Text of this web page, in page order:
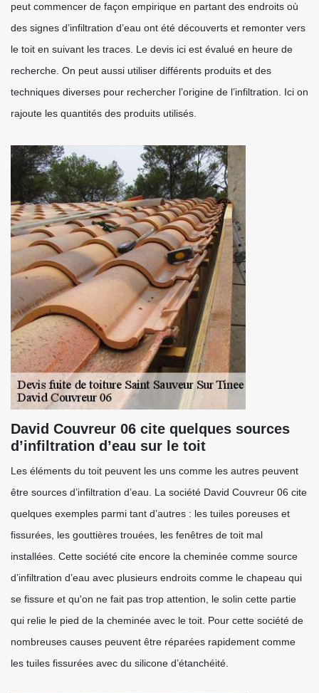
peut commencer de façon empirique en partant des endroits où
des signes d’infiltration d’eau ont été découverts et remonter vers
le toit en suivant les traces. Le devis ici est évalué en heure de
recherche. On peut aussi utiliser différents produits et des
techniques diverses pour rechercher l’origine de l’infiltration. Ici on
rajoute les quantités des produits utilisés.
David Couvreur 06 cite quelques sources
d’infiltration d’eau sur le toit
Les éléments du toit peuvent les uns comme les autres peuvent
être sources d’infiltration d’eau. La société David Couvreur 06 cite
quelques exemples parmi tant d’autres : les tuiles poreuses et
fissurées, les gouttières trouées, les fenêtres de toit mal
installées. Cette société cite encore la cheminée comme source
d’infiltration d’eau avec plusieurs endroits comme le chapeau qui
se fissure et qu'on ne fait pas trop attention, le solin cette partie
qui relie le pied de la cheminée avec le toit. Pour cette société de
nombreuses causes peuvent être réparées rapidement comme
les tuiles fissurées avec du silicone d’étanchéité.